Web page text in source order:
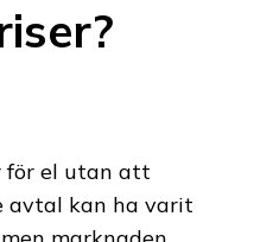
för el utan att
avtal kan ha varit